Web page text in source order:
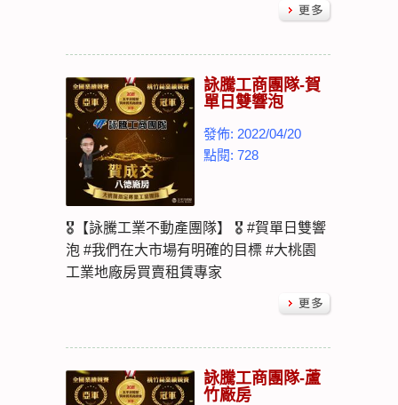
詠騰工商團隊-賀
單日雙響泡
發佈: 2022/04/20
點閱: 728
🎖【詠騰工業不動產團隊】 🎖 #賀單日雙響
泡 #我們在大市場有明確的目標 #大桃園
工業地廠房買賣租賃專家
詠騰工商團隊-蘆
竹廠房